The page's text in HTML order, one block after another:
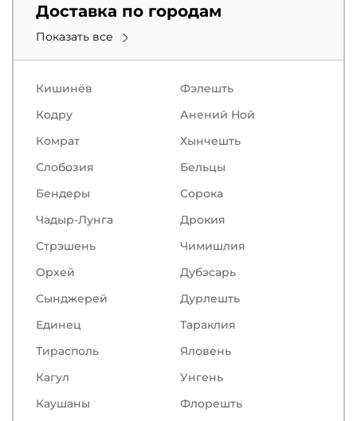
Доставка по городам
Показать все
Кишинёв
Фэлешть
Кодру
Анений Ной
Комрат
Хынчешть
Слобозия
Бельцы
Бендеры
Сорокa
Чадыр-Лунга
Дрокия
Стрэшень
Чимишлия
Орхей
Дубэсарь
Сынджерей
Дурлешть
Единец
Тараклия
Тирасполь
Яловень
Кагул
Унгень
Каушаны
Флорешть